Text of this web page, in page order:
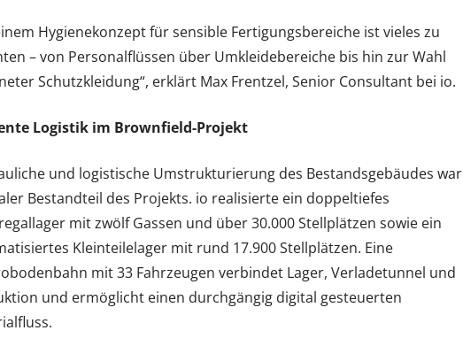
Hygienekonzept für sensible Fertigungsbereiche ist vieles zu
– von Personalflüssen über Umkleidebereiche bis hin zur Wahl
Schutzkleidung“, erklärt Max Frentzel, Senior Consultant bei io.
Logistik im Brownfield-Projekt
und logistische Umstrukturierung des Bestandsgebäudes war
Bestandteil des Projekts. io realisierte ein doppeltiefes
mit zwölf Gassen und über 30.000 Stellplätzen sowie ein
Kleinteilelager mit rund 17.900 Stellplätzen. Eine
mit 33 Fahrzeugen verbindet Lager, Verladetunnel und
und ermöglicht einen durchgängig digital gesteuerten